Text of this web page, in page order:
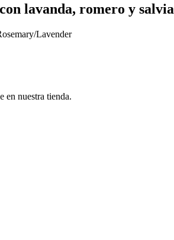
lavanda, romero y salvia
Lavender
en nuestra tienda.